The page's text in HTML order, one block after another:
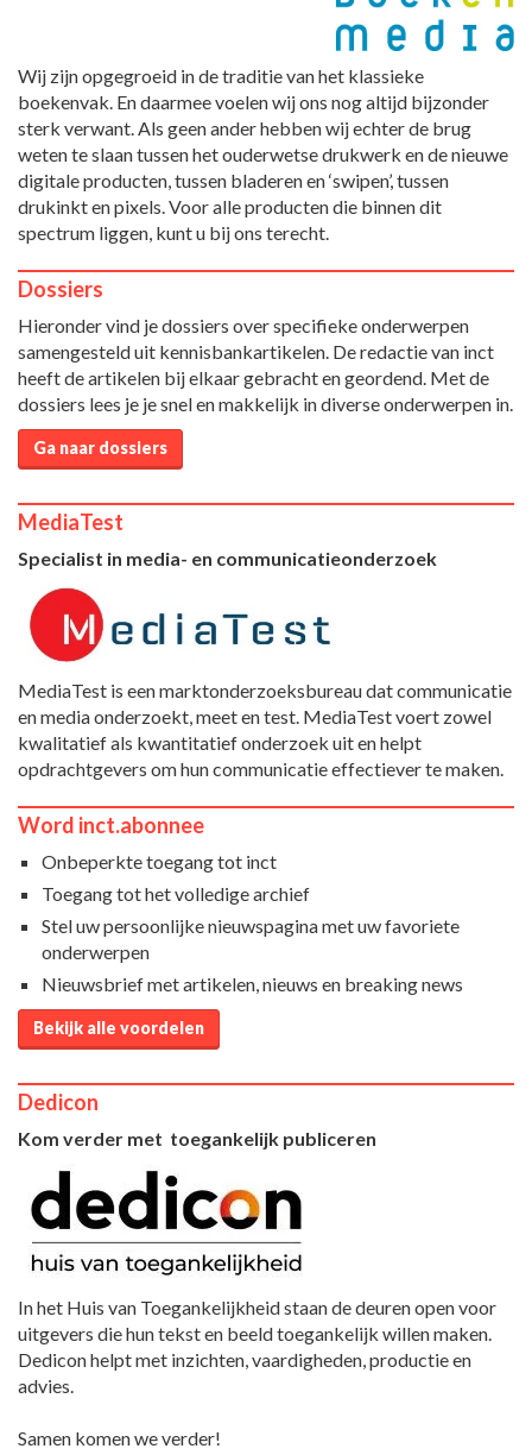
Wij zijn opgegroeid in de traditie van het klassieke
boekenvak. En daarmee voelen wij ons nog altijd bijzonder
sterk verwant. Als geen ander hebben wij echter de brug
weten te slaan tussen het ouderwetse drukwerk en de nieuwe
digitale producten, tussen bladeren en ‘swipen’, tussen
drukinkt en pixels. Voor alle producten die binnen dit
spectrum liggen, kunt u bij ons terecht.
Dossiers
Hieronder vind je dossiers over specifieke onderwerpen
samengesteld uit kennisbankartikelen. De redactie van inct
heeft de artikelen bij elkaar gebracht en geordend. Met de
dossiers lees je je snel en makkelijk in diverse onderwerpen in.
Ga naar dossiers
MediaTest
Specialist in media- en communicatieonderzoek
MediaTest is een marktonderzoeksbureau dat communicatie
en media onderzoekt, meet en test. MediaTest voert zowel
kwalitatief als kwantitatief onderzoek uit en helpt
opdrachtgevers om hun communicatie effectiever te maken.
Word inct.abonnee
Onbeperkte toegang tot inct
Toegang tot het volledige archief
Stel uw persoonlijke nieuwspagina met uw favoriete
onderwerpen
Nieuwsbrief met artikelen, nieuws en breaking news
Bekijk alle voordelen
Dedicon
Kom verder met toegankelijk publiceren
In het Huis van Toegankelijkheid staan de deuren open voor
uitgevers die hun tekst en beeld toegankelijk willen maken.
Dedicon helpt met inzichten, vaardigheden, productie en
advies.
Samen komen we verder!